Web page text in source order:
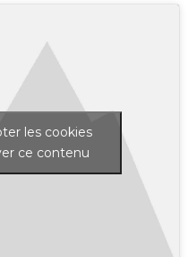
les cookies
ce contenu